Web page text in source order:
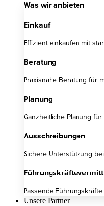
Was wir anbieten
Einkauf
Effizient einkaufen mit
Beratung
Praxisnahe Beratung für
Planung
Ganzheitliche Planung
Ausschreibungen
Sichere Unterstützung
Passende
Unsere Partner